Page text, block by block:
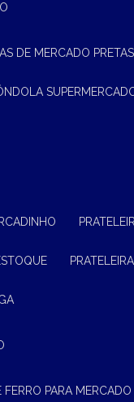
DE MERCADO PRETAS
FERRO PARA MERCADO